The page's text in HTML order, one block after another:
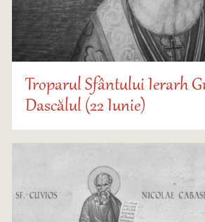
Troparul Sfântului Ierarh
Dascălul (22 Iunie)